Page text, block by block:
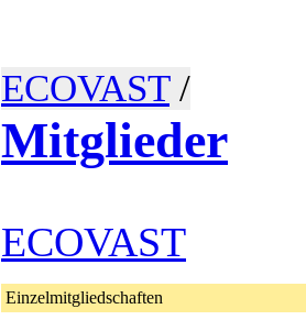
ECOVAST/
Mitglieder
ECOVAST
Einzelmitgliedschaften